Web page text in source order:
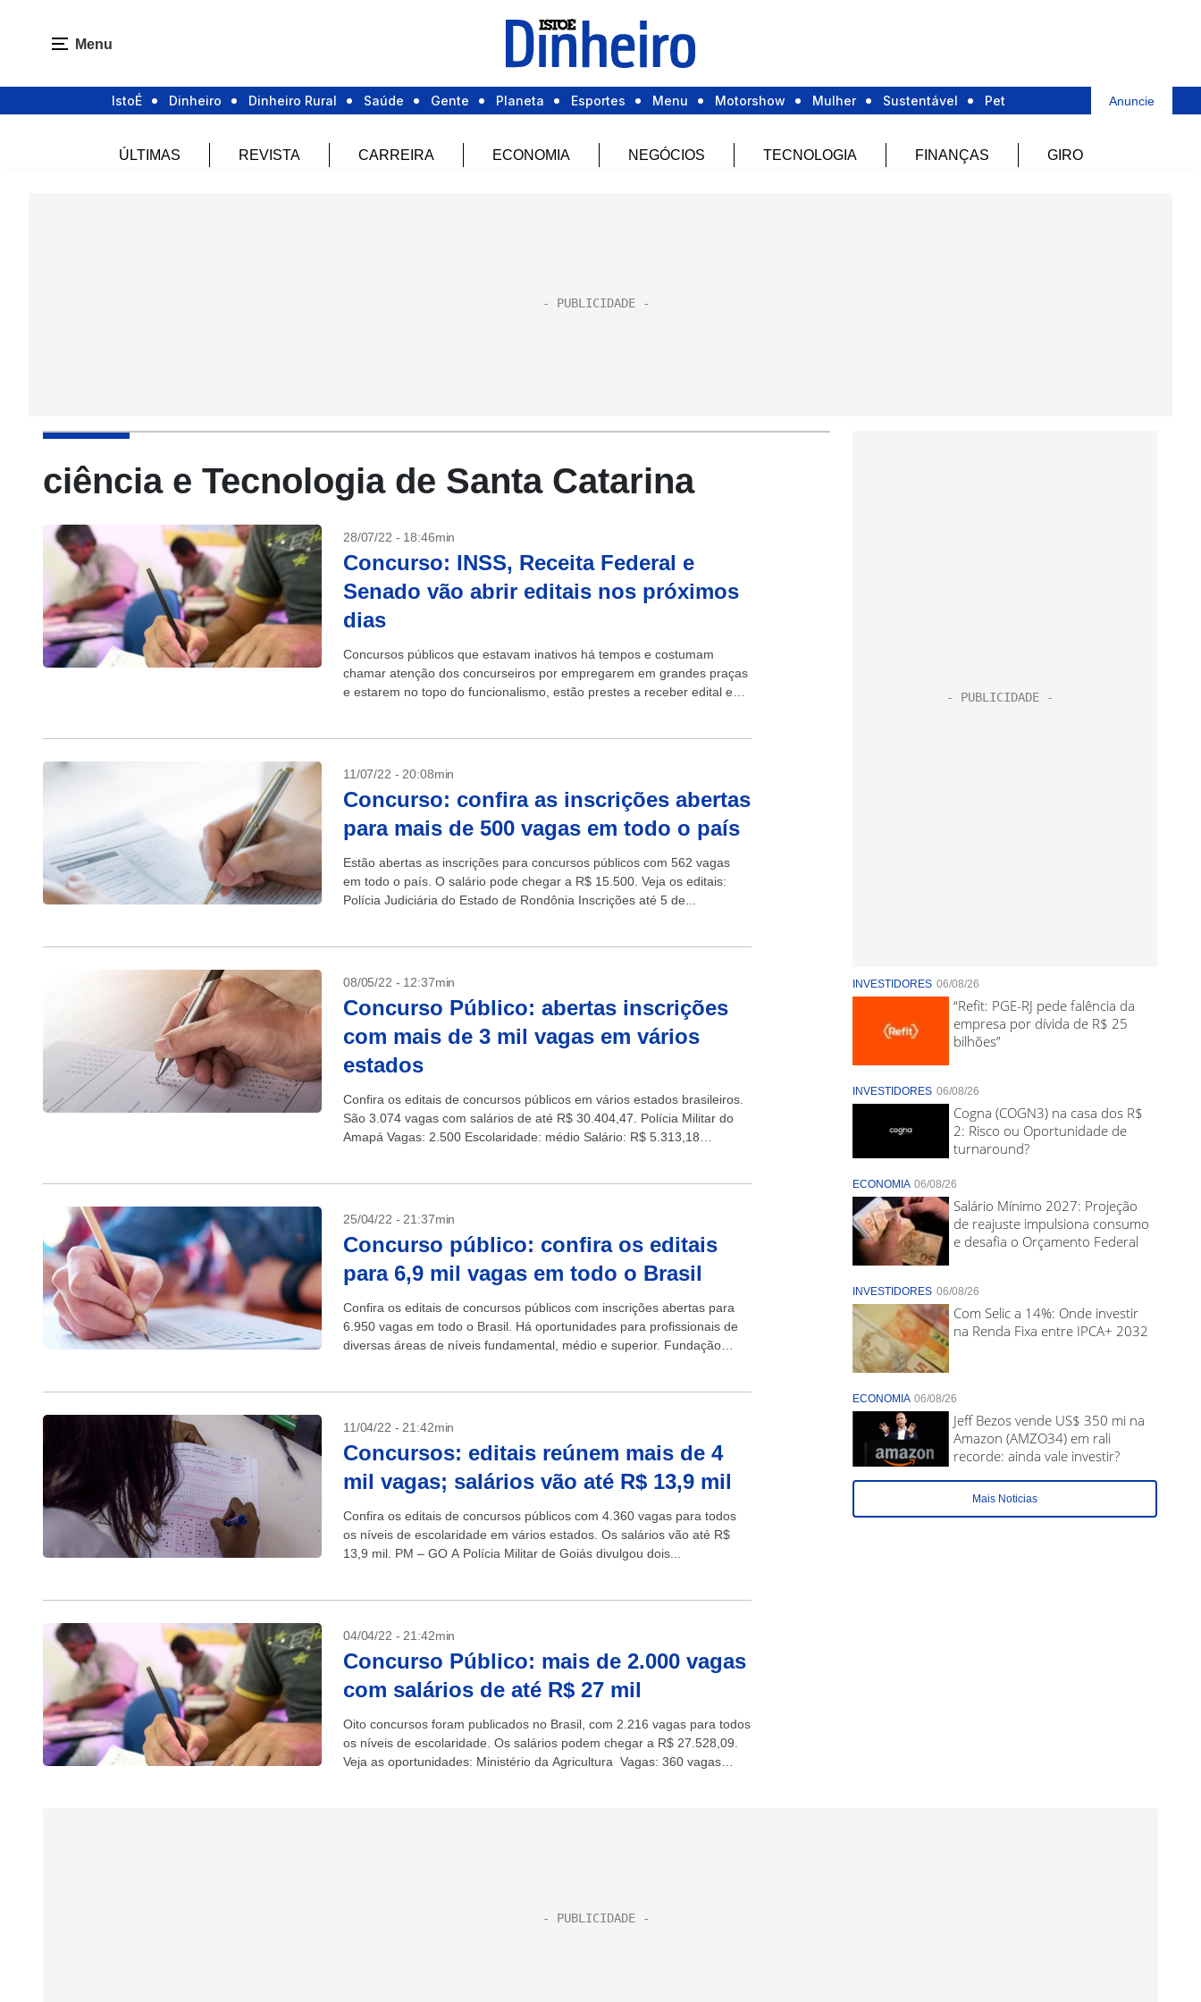
Menu
IstoÉ Dinheiro Dinheiro Rural Saúde Gente Planeta Esportes Menu Motorshow Mulher Sustentável Pet Anuncie
ÚLTIMAS REVISTA CARREIRA ECONOMIA NEGÓCIOS TECNOLOGIA FINANÇAS GIRO
ciência e Tecnologia de Santa Catarina
28/07/22 - 18:46min
Concurso: INSS, Receita Federal e
Senado vão abrir editais nos próximos
dias
Concursos públicos que estavam inativos há tempos e costumam
chamar atenção dos concurseiros por empregarem em grandes praças
e estarem no topo do funcionalismo, estão prestes a receber edital e
11/07/22 - 20:08min
Concurso: confira as inscrições abertas
para mais de 500 vagas em todo o país
Estão abertas as inscrições para concursos públicos com 562 vagas
em todo o país. O salário pode chegar a R$ 15.500. Veja os editais:
Polícia Judiciária do Estado de Rondônia Inscrições até 5 de...
08/05/22 - 12:37min
Concurso Público: abertas inscrições
com mais de 3 mil vagas em vários
estados
Confira os editais de concursos públicos em vários estados brasileiros.
São 3.074 vagas com salários de até R$ 30.404,47. Polícia Militar do
Amapá Vagas: 2.500 Escolaridade: médio Salário: R$ 5.313,18
25/04/22 - 21:37min
Concurso público: confira os editais
para 6,9 mil vagas em todo o Brasil
Confira os editais de concursos públicos com inscrições abertas para
6.950 vagas em todo o Brasil. Há oportunidades para profissionais de
diversas áreas de níveis fundamental, médio e superior. Fundação
11/04/22 - 21:42min
Concursos: editais reúnem mais de 4
mil vagas; salários vão até R$ 13,9 mil
Confira os editais de concursos públicos com 4.360 vagas para todos
os níveis de escolaridade em vários estados. Os salários vão até R$
13,9 mil. PM – GO A Polícia Militar de Goiás divulgou dois...
04/04/22 - 21:42min
Concurso Público: mais de 2.000 vagas
com salários de até R$ 27 mil
Oito concursos foram publicados no Brasil, com 2.216 vagas para todos
os níveis de escolaridade. Os salários podem chegar a R$ 27.528,09.
Veja as oportunidades: Ministério da Agricultura Vagas: 360 vagas
INVESTIDORES 06/08/26
“Refit: PGE-RJ pede falência da
empresa por dívida de R$ 25
bilhões”
INVESTIDORES 06/08/26
Cogna (COGN3) na casa dos R$
2: Risco ou Oportunidade de
turnaround?
ECONOMIA 06/08/26
Salário Mínimo 2027: Projeção
de reajuste impulsiona consumo
e desafia o Orçamento Federal
INVESTIDORES 06/08/26
Com Selic a 14%: Onde investir
na Renda Fixa entre IPCA+ 2032
ECONOMIA 06/08/26
Jeff Bezos vende US$ 350 mi na
Amazon (AMZO34) em rali
recorde: ainda vale investir?
Mais Noticias